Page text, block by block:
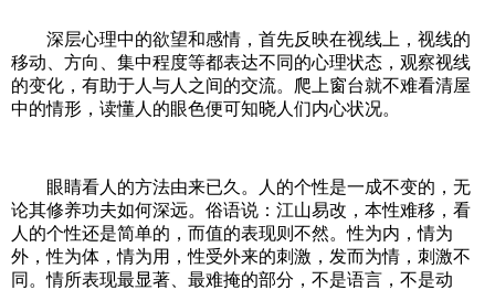
深层心理中的欲望和感情，首先反映在视线上，视线的
移动、方向、集中程度等都表达不同的心理状态，观察视线
的变化，有助于人与人之间的交流。爬上窗台就不难看清屋
中的情形，读懂人的眼色便可知晓人们内心状况。
眼睛看人的方法由来已久。人的个性是一成不变的，无
论其修养功夫如何深远。俗语说：江山易改，本性难移，看
人的个性还是简单的，而值的表现则不然。性为内，情为
外，性为体，情为用，性受外来的刺激，发而为情，刺激不
同。情所表现最显著、最难掩的部分，不是语言，不是动